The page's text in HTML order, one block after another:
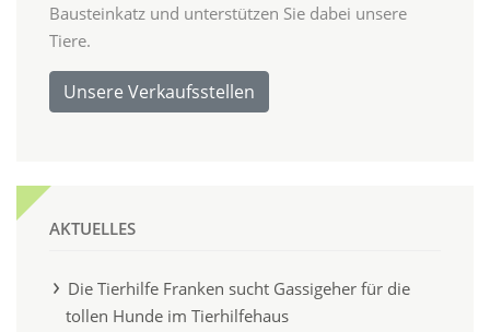
Bausteinkatz und unterstützen Sie dabei unsere
Tiere.
Unsere Verkaufsstellen
AKTUELLES
Die Tierhilfe Franken sucht Gassigeher für die
tollen Hunde im Tierhilfehaus